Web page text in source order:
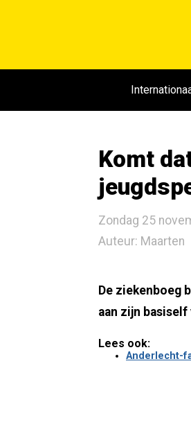
Komt
Zondag 25
Auteur: Maarten
De ziekenboeg
aan zijn
Lees ook:
Anderlecht-